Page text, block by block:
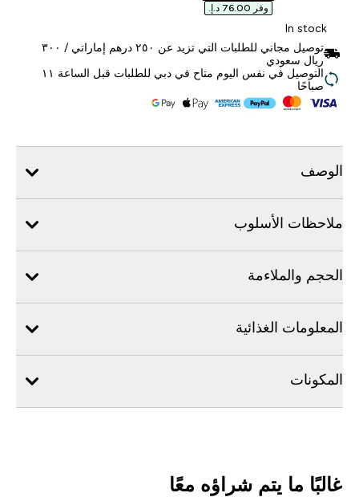
وفر ‏76.00 د.إ.‏‎
In stock
توصيل مجاني للطلبات التي تزيد عن ٢٥٠ درهم إماراتي / ٣٠٠
ريال سعودي
التوصيل في نفس اليوم متاح في دبي للطلبات قبل الساعة ١١
صباحًا
الوصف
ملاحظات الأسلوب
الحجم والملاءمة
المعلومات الغذائية
المكونات
غالبًا ما يتم شراؤه معًا